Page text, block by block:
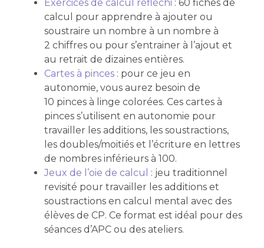
Exercices de calcul réfléchi : 60 fiches de
calcul pour apprendre à ajouter ou
soustraire un nombre à un nombre à
2 chiffres ou pour s’entrainer à l’ajout et
au retrait de dizaines entières.
Cartes à pinces : pour ce jeu en
autonomie, vous aurez besoin de
10 pinces à linge colorées. Ces cartes à
pinces s’utilisent en autonomie pour
travailler les additions, les soustractions,
les doubles/moitiés et l’écriture en lettres
de nombres inférieurs à 100.
Jeux de l’oie de calcul
: jeu traditionnel
revisité pour travailler les additions et
soustractions en calcul mental avec des
élèves de CP. Ce format est idéal pour des
séances d’APC ou des ateliers.